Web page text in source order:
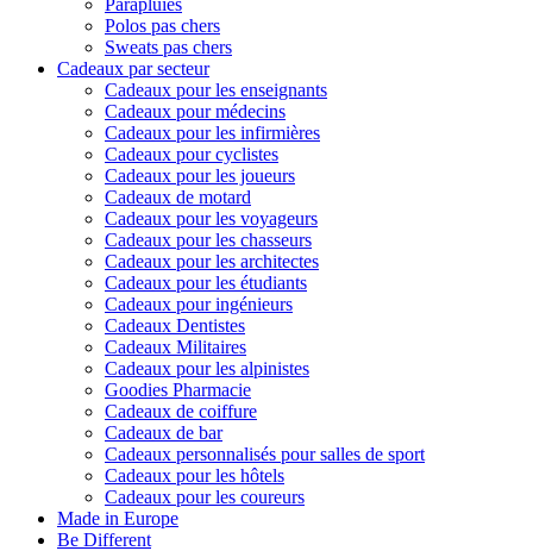
Polos pas chers
Sweats pas chers
Cadeaux par secteur
Cadeaux pour les enseignants
Cadeaux pour médecins
Cadeaux pour les infirmières
Cadeaux pour cyclistes
Cadeaux pour les joueurs
Cadeaux de motard
Cadeaux pour les voyageurs
Cadeaux pour les chasseurs
Cadeaux pour les architectes
Cadeaux pour les étudiants
Cadeaux pour ingénieurs
Cadeaux Dentistes
Cadeaux Militaires
Cadeaux pour les alpinistes
Goodies Pharmacie
Cadeaux de coiffure
Cadeaux de bar
Cadeaux personnalisés pour salles de sport
Cadeaux pour les hôtels
Cadeaux pour les coureurs
Made in Europe
Be Different